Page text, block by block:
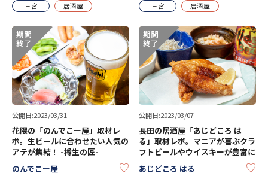
三宮 居酒屋 三宮 居酒屋
公開日:2023/03/31
花隈の「のんでこー屋」取材レ
ポ。生ビールに合わせたい人気の
アテが集結！ -樽生の匠-
のんでこー屋
KEEP
公開日:2023/03/07
長田の居酒屋「あじどころ は
る」取材レポ。マニアが喜ぶクラ
フトビールやウイスキーが豊富に
あじどころ はる